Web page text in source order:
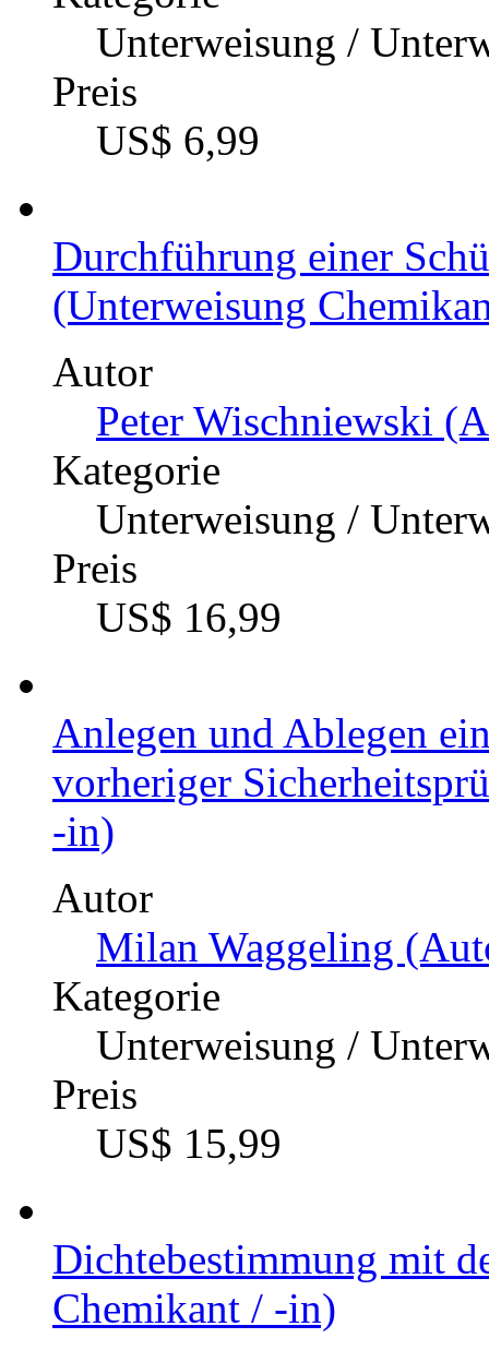
Unterweisung /
Preis
US$ 6,99
Durchführung einer
(Unterweisung
Autor
Peter Wischniewski
Kategorie
Unterweisung /
Preis
US$ 16,99
Anlegen und Ablegen
vorheriger
-in)
Autor
Milan Waggeling
Kategorie
Unterweisung /
Preis
US$ 15,99
Dichtebestimmung mit
Chemikant / -in)